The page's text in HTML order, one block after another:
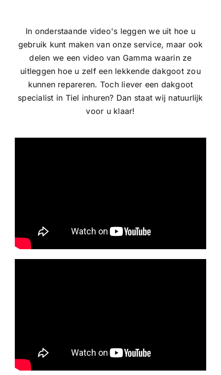
In onderstaande video's leggen we uit hoe u
gebruik kunt maken van onze service, maar ook
delen we een video van Gamma waarin ze
uitleggen hoe u zelf een lekkende dakgoot zou
kunnen repareren. Toch liever een dakgoot
specialist in Tiel inhuren? Dan staat wij natuurlijk
voor u klaar!